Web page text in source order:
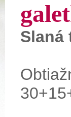
Slaná